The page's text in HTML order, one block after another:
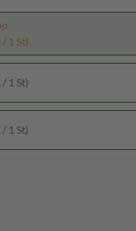
1 St)
1 St)
1 St)